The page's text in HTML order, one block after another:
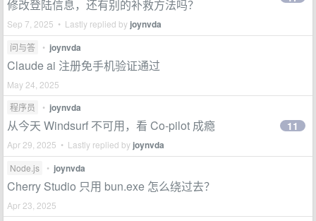
修改登陆信息，还有别的补救方法吗？
Sep 7, 2025 • Lastly replied by joynvda
问与答 • joynvda
Claude ai 注册免手机验证通过
May 24, 2025
程序员
• joynvda
从今天 Windsurf 不可用，看 Co-pilot 成瘾
Apr 29, 2025 • Lastly replied by joynvda
11
Node.js • joynvda
Cherry Studio 只用 bun.exe 怎么绕过去？
Apr 23, 2025